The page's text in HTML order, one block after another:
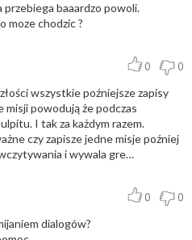
przebiega baaardzo powoli.
moze chodzic ?
0 0
wszystkie poźniejsze zapisy
misji powodują że podczas
I tak za każdym razem.
czy zapisze jedne misje poźniej
i wywala gre…
0 0
dialogów?